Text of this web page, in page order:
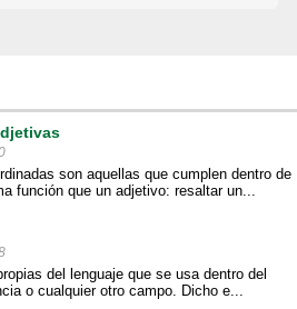
son aquellas que cumplen dentro de
función que un adjetivo: resaltar un...
del lenguaje que se usa dentro del
o cualquier otro campo. Dicho e...